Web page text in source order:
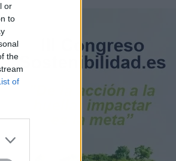
or
to
the
of